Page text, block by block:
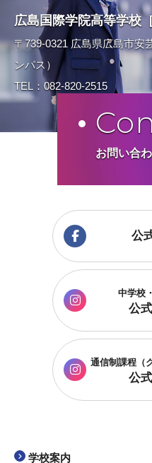
広島国際学院高等学校
〒739-0321 広島県広島市安
ンパス）
TEL：082-820-2515
お問い合
公
中学校
公
通信制課程 （
公
学校案内